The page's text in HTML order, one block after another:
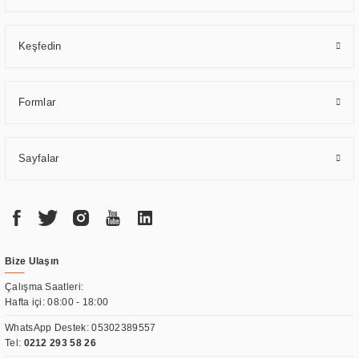
Keşfedin
Formlar
Sayfalar
Bize Ulaşın
Çalışma Saatleri:
Hafta içi: 08:00 - 18:00
WhatsApp Destek:05302389557
Tel: 0212 293 58 26